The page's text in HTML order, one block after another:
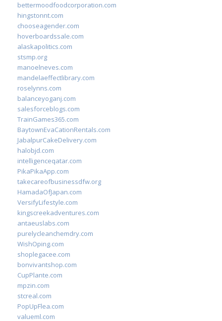
bettermoodfoodcorporation.com
hingstonnt.com
chooseagender.com
hoverboardssale.com
alaskapolitics.com
stsmp.org
manoelneves.com
mandelaeffectlibrary.com
roselynns.com
balanceyoganj.com
salesforceblogs.com
TrainGames365.com
BaytownEvaCationRentals.com
JabalpurCakeDelivery.com
halobjd.com
intelligenceqatar.com
PikaPikaApp.com
takecareofbusinessdfw.org
HamadaOfJapan.com
VersifyLifestyle.com
kingscreekadventures.com
antaeuslabs.com
purelycleanchemdry.com
WishOping.com
shoplegacee.com
bonvivantshop.com
CupPlante.com
mpzin.com
stcreal.com
PopUpFlea.com
valueml.com